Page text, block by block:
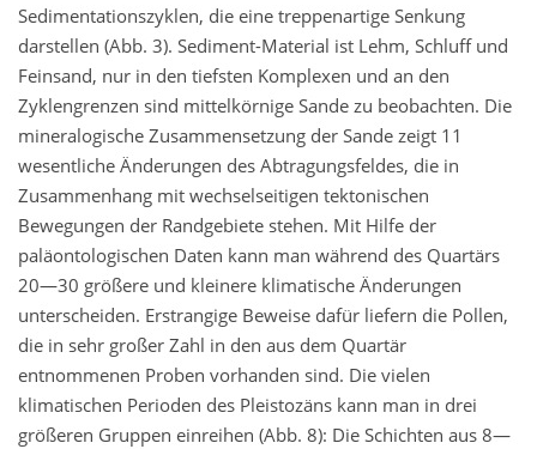
Sedimentationszyklen, die eine treppenartige Senkung
darstellen (Abb. 3). Sediment-Material ist Lehm, Schluff und
Feinsand, nur in den tiefsten Komplexen und an den
Zyklengrenzen sind mittelkörnige Sande zu beobachten. Die
mineralogische Zusammensetzung der Sande zeigt 11
wesentliche Änderungen des Abtragungsfeldes, die in
Zusammenhang mit wechselseitigen tektonischen
Bewegungen der Randgebiete stehen. Mit Hilfe der
paläontologischen Daten kann man während des Quartärs
20—30 größere und kleinere klimatische Änderungen
unterscheiden. Erstrangige Beweise dafür liefern die Pollen,
die in sehr großer Zahl in den aus dem Quartär
entnommenen Proben vorhanden sind. Die vielen
klimatischen Perioden des Pleistozäns kann man in drei
größeren Gruppen einreihen (Abb. 8): Die Schichten aus 8—